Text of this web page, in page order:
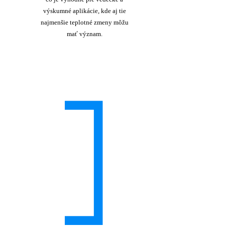
výskumné aplikácie, kde aj tie
najmenšie teplotné zmeny môžu
mať význam.